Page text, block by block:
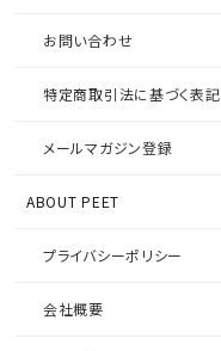
お問い合わせ
特定商取引法に基づく表記
メールマガジン登録
ABOUT PEET
プライバシーポリシー
会社概要